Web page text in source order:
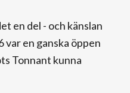
en del - och känslan
en ganska öppen
Tonnant kunna